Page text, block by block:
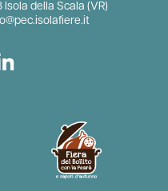
Isola della Scala (VR)